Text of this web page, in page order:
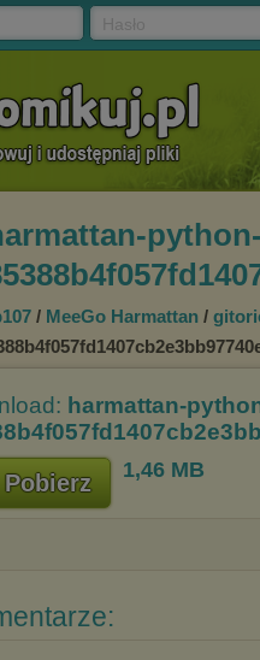
/ MeeGo Harmattan /
harmattan-
Pobierz 1,46 MB